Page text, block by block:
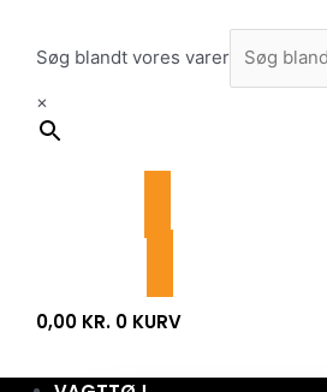
indholdet
Søg blandt vores varer
×
0,00 KR. 0 KURV